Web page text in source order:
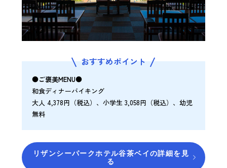
おすすめポイント
●ご褒美MENU●
和食ディナーバイキング
大人 4,378円（税込）、小学生 3,058円（税込）、幼児
無料
リザンシーパークホテル谷茶ベイの詳細を見
る